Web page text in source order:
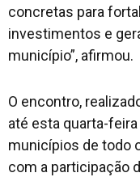
concretas para
investimentos e
município”, afirmou.
O encontro,
até esta quarta-
municípios de todo
com a participação